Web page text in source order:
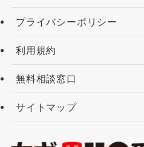
プライバシーポリシー
利用規約
無料相談窓口
サイトマップ